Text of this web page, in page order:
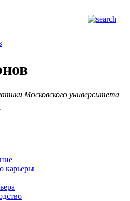
Московского университета
карьеры